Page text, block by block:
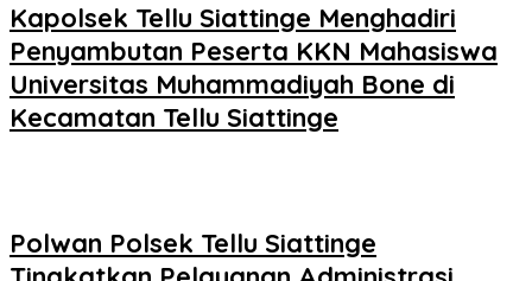
Kapolsek Tellu Siattinge Menghadiri
Penyambutan Peserta KKN Mahasiswa
Universitas Muhammadiyah Bone di
Kecamatan Tellu Siattinge
Polwan Polsek Tellu Siattinge